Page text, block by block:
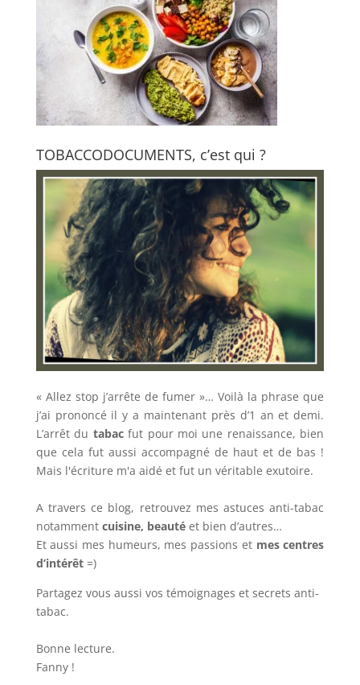
TOBACCODOCUMENTS, c’est qui ?
« Allez stop j’arrête de fumer »… Voilà la phrase que
j’ai prononcé il y a maintenant près d’1 an et demi.
L’arrêt du tabacfut pour moi une renaissance, bien
que cela fut aussi accompagné de haut et de bas !
Mais l'écriture m'a aidé et fut un véritable exutoire.
A travers ce blog, retrouvez mes astuces anti-tabac
notamment cuisine, beautéet bien d’autres…
Et aussi mes humeurs, mes passions et mes centres
d’intérêt=)
Partagez vous aussi vos témoignages et secrets anti-
tabac.
Bonne lecture.
Fanny !